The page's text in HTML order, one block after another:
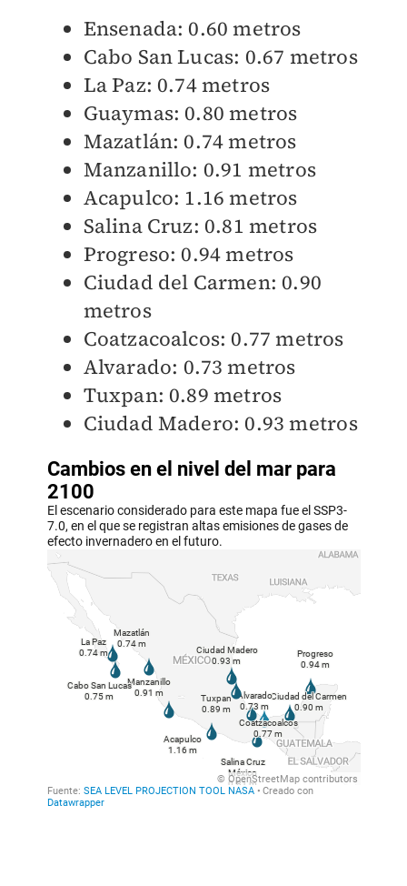
Ensenada: 0.60 metros
Cabo San Lucas: 0.67 metros
La Paz: 0.74 metros
Guaymas: 0.80 metros
Mazatlán: 0.74 metros
Manzanillo: 0.91 metros
Acapulco: 1.16 metros
Salina Cruz: 0.81 metros
Progreso: 0.94 metros
Ciudad del Carmen: 0.90
metros
Coatzacoalcos: 0.77 metros
Alvarado: 0.73 metros
Tuxpan: 0.89 metros
Ciudad Madero: 0.93 metros